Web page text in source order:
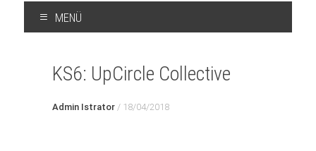
MENÜ
SPRINGEN
KS6: UpCircle Collective
Admin Istrator/ 18/04/2018